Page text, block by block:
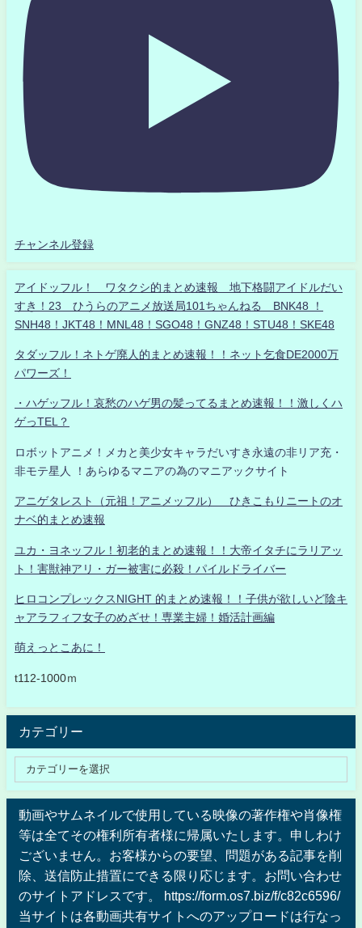
チャンネル登録
アイドッフル！ ワタクシ的まとめ速報 地下格闘アイドルだい
すき！23 ひうらのアニメ放送局101ちゃんねる BNK48 ！
SNH48！JKT48！MNL48！SGO48！GNZ48！STU48！SKE48
タダッフル！ネトゲ廃人的まとめ速報！！ネット乞食DE2000万
パワーズ！
・ハゲッフル！哀愁のハゲ男の髪ってるまとめ速報！！激しくハ
ゲっTEL？
ロボットアニメ！メカと美少女キャラだいすき永遠の非リア充・
非モテ星人 ！あらゆるマニアの為のマニアックサイト
アニゲタレスト（元祖！アニメッフル） ひきこもりニートのオ
ナベ的まとめ速報
ユカ・ヨネッフル！初老的まとめ速報！！大帝イタチにラリアッ
ト！害獣神アリ・ガー被害に必殺！パイルドライバー
ヒロコンプレックスNIGHT 的まとめ速報！！子供が欲しいど陰キ
ャアラフィフ女子のめざせ！専業主婦！婚活計画編
萌えっとこあに！
t112-1000ｍ
カテゴリー
動画やサムネイルで使用している映像の著作権や肖像権
等は全てその権利所有者様に帰属いたします。申しわけ
ございません。お客様からの要望、問題がある記事を削
除、送信防止措置にできる限り応じます。お問い合わせ
のサイトアドレスです。 https://form.os7.biz/f/c82c6596/
当サイトは各動画共有サイトへのアップロードは行なっ